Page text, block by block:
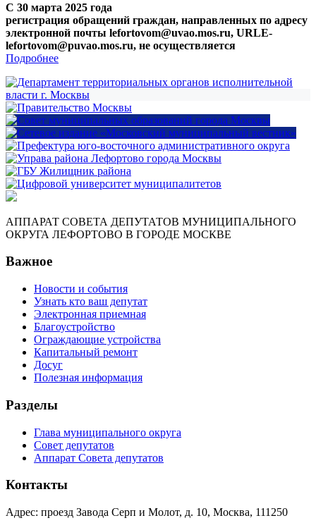
С 30 марта 2025 года
регистрация обращений граждан, направленных по адресу
электронной почты lefortovom@uvao.mos.ru, URLE-
lefortovom@puvao.mos.ru, не осуществляется
Подробнее
АППАРАТ СОВЕТА ДЕПУТАТОВ МУНИЦИПАЛЬНОГО
ОКРУГА ЛЕФОРТОВО В ГОРОДЕ МОСКВЕ
Важное
Новости и события
Узнать кто ваш депутат
Электронная приемная
Благоустройство
Ограждающие устройства
Капитальный ремонт
Досуг
Полезная информация
Разделы
Глава муниципального округа
Совет депутатов
Аппарат Совета депутатов
Контакты
Адрес: проезд Завода Серп и Молот, д. 10, Москва, 111250